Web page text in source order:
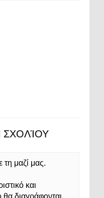
ΣΧΟΛΊΟΥ
τη μαζί μας.
και
διαγράφονται.